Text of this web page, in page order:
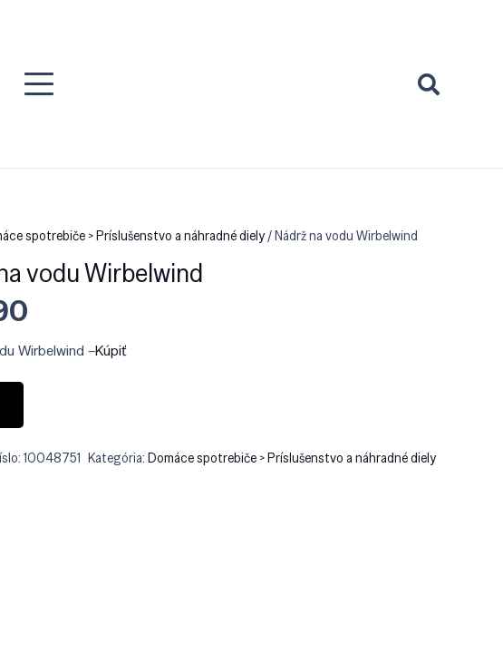
spotrebiče > Príslušenstvo a náhradné diely/ Nádrž na vodu Wirbelwind
vodu Wirbelwind
Wirbelwind –Kúpiť
10048751 Kategória:Domáce spotrebiče > Príslušenstvo a náhradné diely